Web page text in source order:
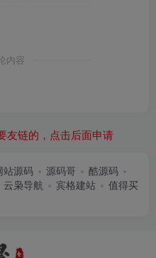
内容
链的，点击后面申请
站源码 源码哥
酷源码
云枭导航 宾格建站
值得买